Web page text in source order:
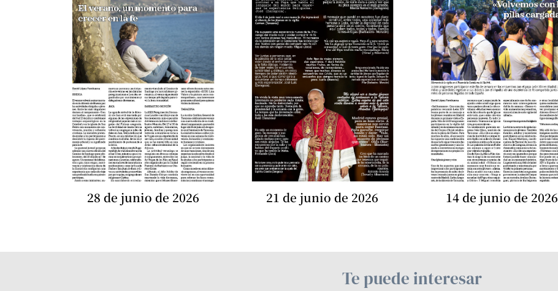
28 de junio de 2026 21 de junio de 2026 14 de junio de 2026
Te puede interesar